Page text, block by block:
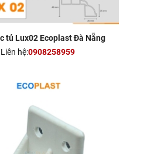
tủ Lux02 Ecoplast Đà Nẵng
Liên hệ:0908258959